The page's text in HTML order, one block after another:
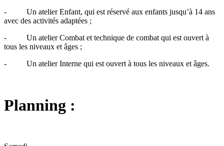
- Un atelier Enfant, qui est réservé aux enfants jusqu’à 14 ans
avec des activités adaptées ;
- Un atelier Combat et technique de combat qui est ouvert à
tous les niveaux et âges ;
- Un atelier Interne qui est ouvert à tous les niveaux et âges.
Planning :